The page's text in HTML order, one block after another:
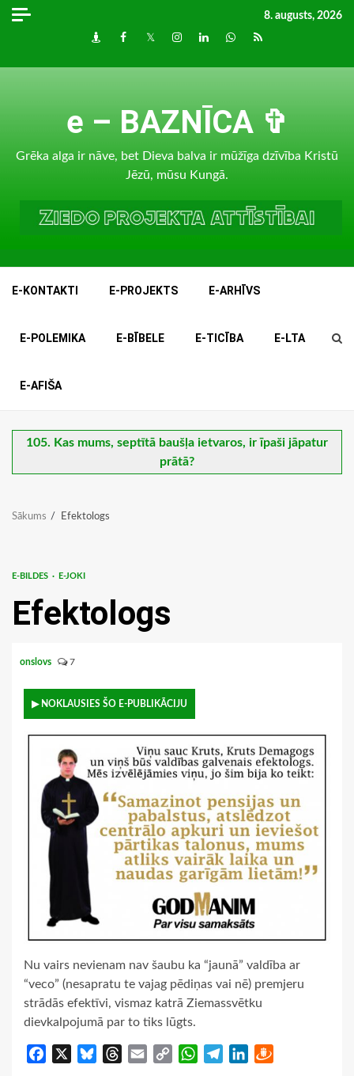
Skip
8. augusts, 2026
DraugiemFacebook
TwitterInstagram
LinkedInwhatsapp
RSS
e – BAZNĪCA ✞
Grēka alga ir nāve, bet Dieva balva ir mūžīga dzīvība Kristū
Jēzū, mūsu Kungā.
E-KONTAKTI E-PROJEKTS E-ARHĪVS
E-POLEMIKA E-BĪBELE E-TICĪBA E-LTA
E-AFIŠA
105. Kas mums, septītā baušļa ietvaros, ir īpaši jāpatur
prātā?
Sākums Efektologs
E-BILDES E-JOKI
Efektologs
onslovs 7
▶ NOKLAUSIES ŠO E-PUBLIKĀCIJU
Nu vairs nevienam nav šaubu ka “jaunā” valdība ar
“veco” (nesapratu te vajag pēdiņas vai nē) premjeru
strādās efektīvi, vismaz katrā Ziemassvētku
dievkalpojumā par to tiks lūgts.
Facebook BlueskyThreads
Email
Copy
WhatsApp
TelegramLinkedIn